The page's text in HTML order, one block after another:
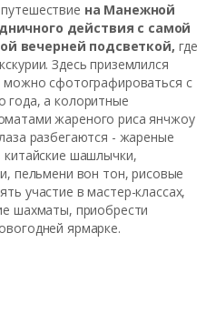
на Манежной
действия с самой
вечерней подсветкой, где
Здесь приземлился
можно сфотографироваться с
года, а колоритные
жареного риса янчжоу
разбегаются - жареные
китайские шашлычки,
пельмени вон тон, рисовые
участие в мастер-классах,
шахматы, приобрести
ярмарке.